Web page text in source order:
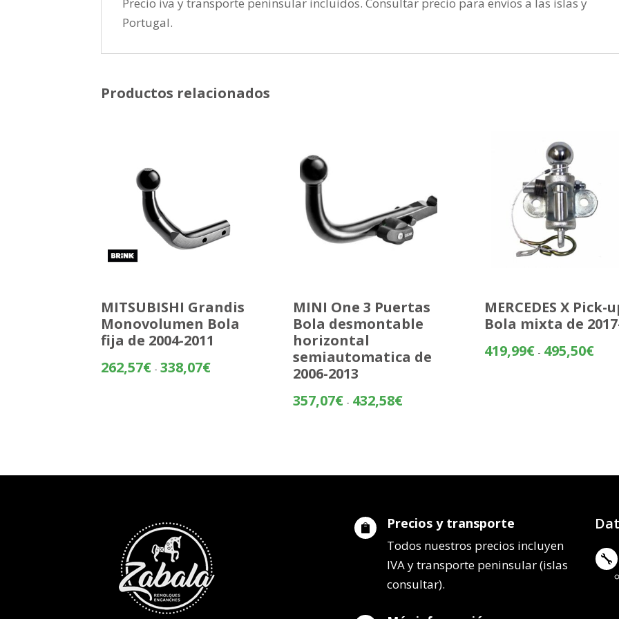
Portugal.
Productos relacionados
MITSUBISHI Grandis
Monovolumen Bola
fija de 2004-2011
262,57€ - 338,07€Rango
MINI One 3 Puertas
Bola desmontable
horizontal
semiautomatica de
2006-2013
357,07€ - 432,58€Rango
hasta
MERCEDES X Pick-
Bola mixta de
419,99€ - 495,50€
 Precios y transporte
Todos nuestros precios incluyen
IVA y transporte peninsular (islas
consultar).
